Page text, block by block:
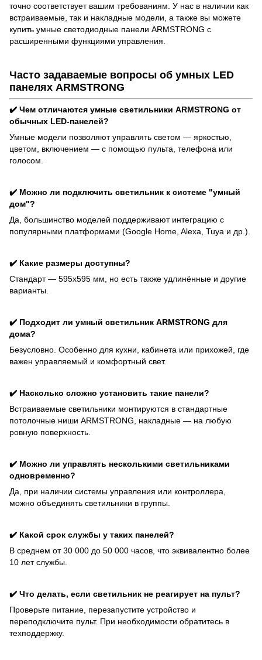
точно соответствует вашим требованиям. У нас в наличии как
встраиваемые, так и накладные модели, а также вы можете
купить умные светодиодные панели ARMSTRONG с
расширенными функциями управления.
Часто задаваемые вопросы об умных LED
панелях ARMSTRONG
✔️ Чем отличаются умные светильники ARMSTRONG от
обычных LED-панелей?
Умные модели позволяют управлять светом — яркостью,
цветом, включением — с помощью пульта, телефона или
голосом.
✔️ Можно ли подключить светильник к системе "умный
дом"?
Да, большинство моделей поддерживают интеграцию с
популярными платформами (Google Home, Alexa, Tuya и др.).
✔️ Какие размеры доступны?
Стандарт — 595x595 мм, но есть также удлинённые и другие
варианты.
✔️ Подходит ли умный светильник ARMSTRONG для
дома?
Безусловно. Особенно для кухни, кабинета или прихожей, где
важен управляемый и комфортный свет.
✔️ Насколько сложно установить такие панели?
Встраиваемые светильники монтируются в стандартные
потолочные ниши ARMSTRONG, накладные — на любую
ровную поверхность.
✔️ Можно ли управлять несколькими светильниками
одновременно?
Да, при наличии системы управления или контроллера,
можно объединять светильники в группы.
✔️ Какой срок службы у таких панелей?
В среднем от 30 000 до 50 000 часов, что эквивалентно более
10 лет службы.
✔️ Что делать, если светильник не реагирует на пульт?
Проверьте питание, перезапустите устройство и
переподключите пульт. При необходимости обратитесь в
техподдержку.